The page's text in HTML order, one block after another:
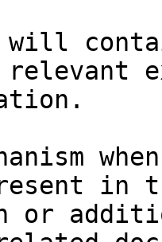
will
relevant
in